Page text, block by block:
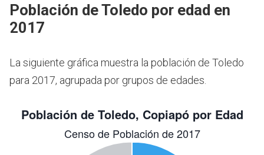
Población de Toledo por edad en
2017
La siguiente gráfica muestra la población de Toledo
para 2017, agrupada por grupos de edades.